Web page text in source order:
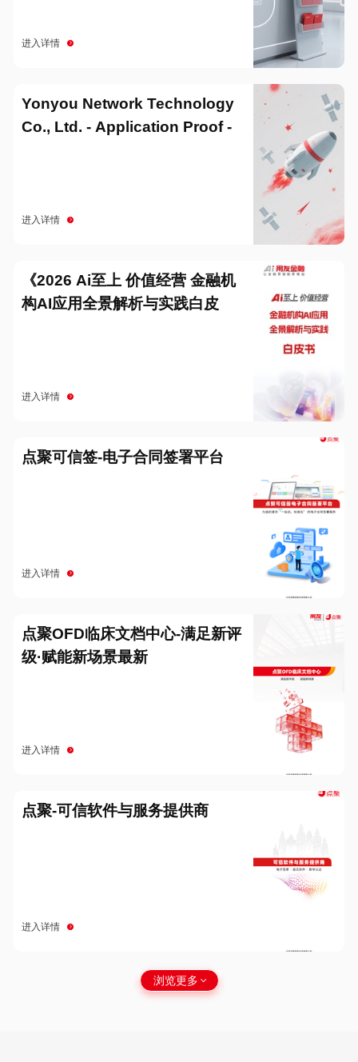
进入详情
Yonyou Network Technology
Co., Ltd. - Application Proof -
进入详情
《2026 Ai至上 价值经营 金融机
构AI应用全景解析与实践白皮
进入详情
点聚可信签-电子合同签署平台
进入详情
点聚OFD临床文档中心-满足新评
级·赋能新场景最新
进入详情
点聚-可信软件与服务提供商
进入详情
浏览更多